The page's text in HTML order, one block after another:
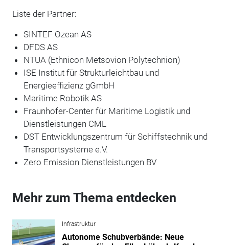
Liste der Partner:
SINTEF Ozean AS
DFDS AS
NTUA (Ethnicon Metsovion Polytechnion)
ISE Institut für Strukturleichtbau und
Energieeffizienz gGmbH
Maritime Robotik AS
Fraunhofer-Center für Maritime Logistik und
Dienstleistungen CML
DST Entwicklungszentrum für Schiffstechnik und
Transportsysteme e.V.
Zero Emission Dienstleistungen BV
Mehr zum Thema entdecken
Infrastruktur
Autonome Schubverbände: Neue